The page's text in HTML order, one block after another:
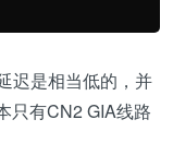
迟是相当低的，并
只有CN2 GIA线路